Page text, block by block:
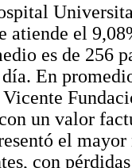
atiende el
es de 256
En
un valor
el
con